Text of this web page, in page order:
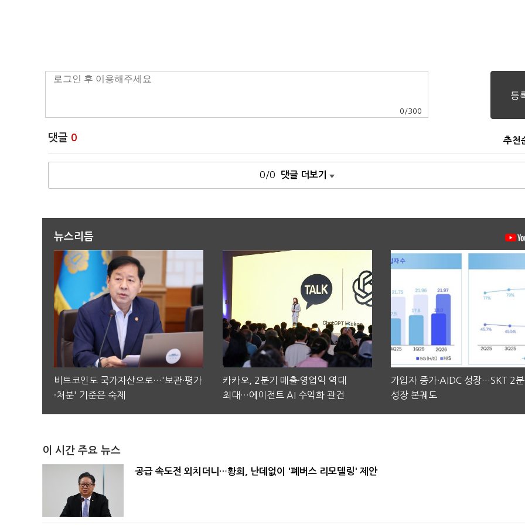
0 /300
댓글 0 추천
0/0 댓글 더보기
뉴스리듬
비트코인도 국가자산으로…'보관·평가
·처분' 기준은 숙제
카카오, 2분기 매출·영업익 역대
최대…에이전트 AI 수익화 관건
가입자 증가·AIDC 성장…SKT 2
성장 본궤도
이 시간 주요 뉴스
공급 속도전 외치더니…황희, 난데없이 '폐버스 리모델링' 제안